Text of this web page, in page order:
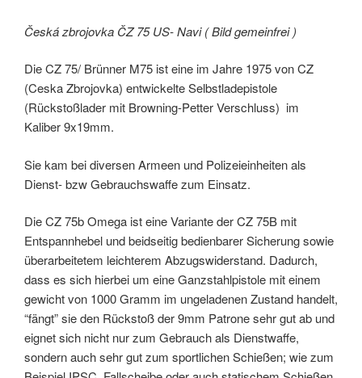
Česká zbrojovka ČZ 75 US- Navi ( Bild gemeinfrei )
Die CZ 75/ Brünner M75 ist eine im Jahre 1975 von CZ
(Ceska Zbrojovka) entwickelte Selbstladepistole
(Rückstoßlader mit Browning-Petter Verschluss) im
Kaliber 9x19mm.
Sie kam bei diversen Armeen und Polizeieinheiten als
Dienst- bzw Gebrauchswaffe zum Einsatz.
Die CZ 75b Omega ist eine Variante der CZ 75B mit
Entspannhebel und beidseitig bedienbarer Sicherung sowie
überarbeitetem leichterem Abzugswiderstand. Dadurch,
dass es sich hierbei um eine Ganzstahlpistole mit einem
gewicht von 1000 Gramm im ungeladenen Zustand handelt,
“fängt” sie den Rückstoß der 9mm Patrone sehr gut ab und
eignet sich nicht nur zum Gebrauch als Dienstwaffe,
sondern auch sehr gut zum sportlichen Schießen; wie zum